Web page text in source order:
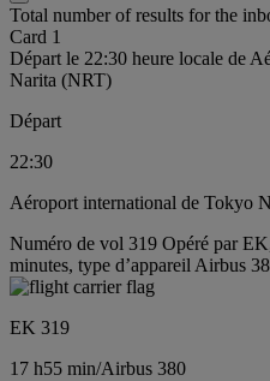
Total number of results for the
Card 1
Départ le 22:30 heure locale de
Narita (NRT)
Départ
22:30
Aéroport international de Tokyo
Numéro de vol 319 Opéré par
minutes, type d’appareil Airbus
EK 319
17 h55 min/Airbus 380